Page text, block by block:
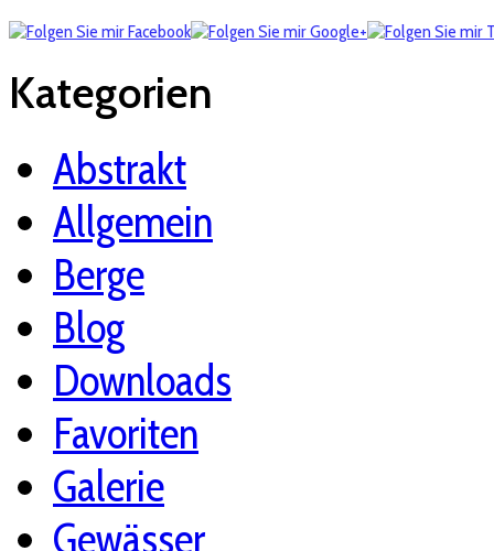
Kategorien
Abstrakt
Allgemein
Berge
Blog
Downloads
Favoriten
Galerie
Gewässer